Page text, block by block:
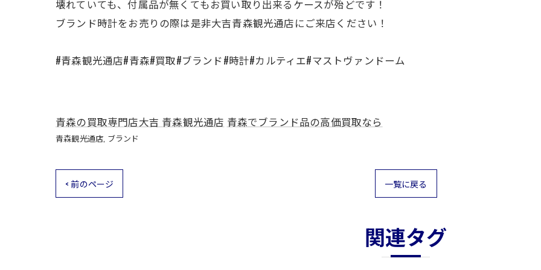
壊れていても、付属品が無くてもお買い取り出来るケースが殆どです！
ブランド時計をお売りの際は是非大吉青森観光通店にご来店ください！
#青森観光通店#青森#買取#ブランド#時計#カルティエ#マストヴァンドーム
青森の買取専門店大吉 青森観光通店 青森でブランド品の高価買取なら
青森観光通店 ブランド
< 前のページ 一覧に戻る
関連タグ